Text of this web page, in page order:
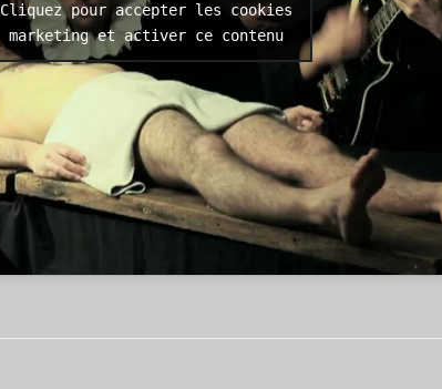
Cliquez pour accepter les cookies
marketing et activer ce contenu